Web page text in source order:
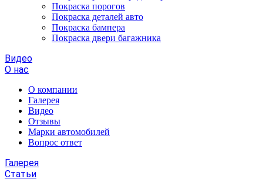
Покраска порогов
Покраска деталей авто
Покраска бампера
Покраска двери багажника
Видео
О нас
О компании
Галерея
Видео
Отзывы
Марки автомобилей
Вопрос ответ
Галерея
Статьи